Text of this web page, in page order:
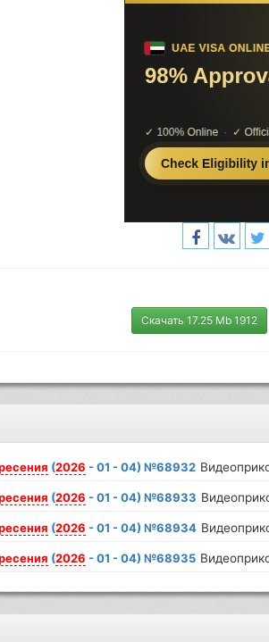
Скачать 17.25 Mb 1912
(2026 - 01 - 04) №68932
(2026 - 01 - 04) №68933
(2026 - 01 - 04) №68934
(2026 - 01 - 04) №68935